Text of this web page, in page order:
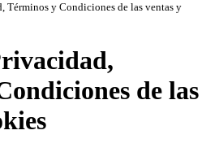
Términos y Condiciones de las ventas y
de las